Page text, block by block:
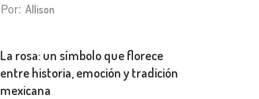
Por: Allison
La rosa: un símbolo que florece
entre historia, emoción y tradición
mexicana